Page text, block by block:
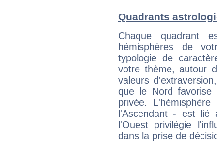
Quadrants
Chaque quadrant
hémisphères de
typologie de
votre thème, autour
valeurs
que le Nord favorise
privée.
l'Ascendant - est
l'Ouest privilégie
dans la prise de